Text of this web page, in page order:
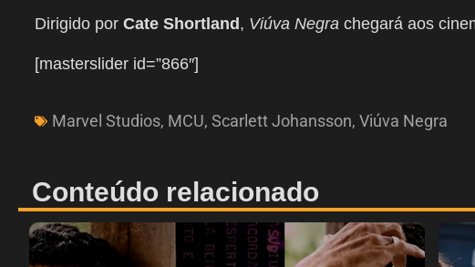
Dirigido por Cate Shortland , Viúva Negra chegará aos
[masterslider id=”866″]
Marvel Studios, MCU, Scarlett Johansson, Viúva Negra
Conteúdo relacionado